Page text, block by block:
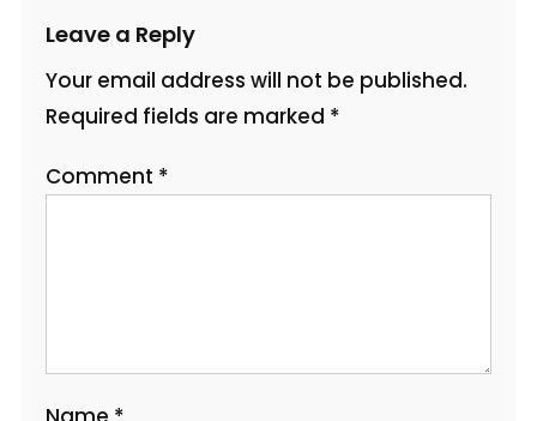
Leave a Reply
Your email address will not be published.
Required fields are marked *
Comment *